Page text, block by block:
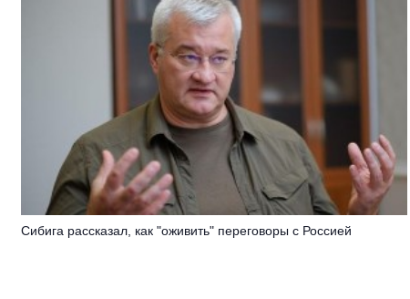
Сибига рассказал, как "оживить" переговоры с Россией